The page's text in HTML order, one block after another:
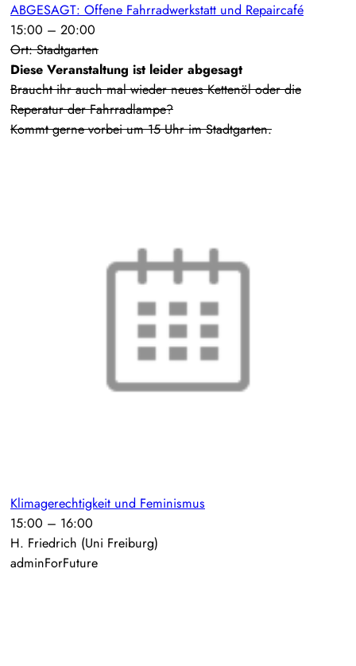
ABGESAGT: Offene Fahrradwerkstatt und Repaircafé
15:00 – 20:00
Ort: Stadtgarten
Diese Veranstaltung ist leider abgesagt
Braucht ihr auch mal wieder neues Kettenöl oder die
Reperatur der Fahrradlampe?
Kommt gerne vorbei um 15 Uhr im Stadtgarten.
Klimagerechtigkeit und Feminismus
15:00 – 16:00
H. Friedrich (Uni Freiburg)
adminForFuture